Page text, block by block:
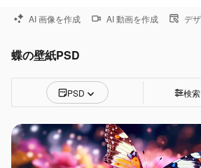
AI 画像を作成 AI 動画を作成 デ
蝶の壁紙PSD
PSD 検